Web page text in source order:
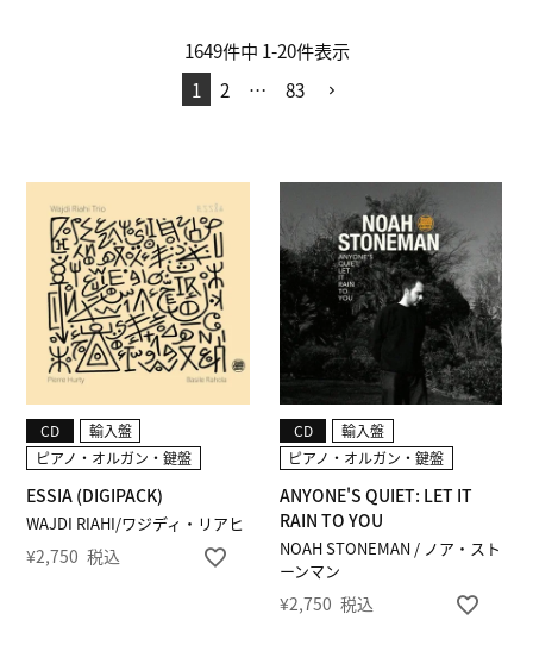
1649件中 1-20件表示
1
2 … 83
WAJDI RIAHI/ワジディ・リアヒ
ESSIA (DIGIPACK)
CD
輸入盤
ピアノ・オルガン・鍵盤
¥2,750 税込
NOAH STONEMAN / ノア・スト
ーンマン
ANYONE'S QUIET: LET IT
RAIN TO YOU
CD
輸入盤
ピアノ・オルガン・鍵盤
¥2,750 税込